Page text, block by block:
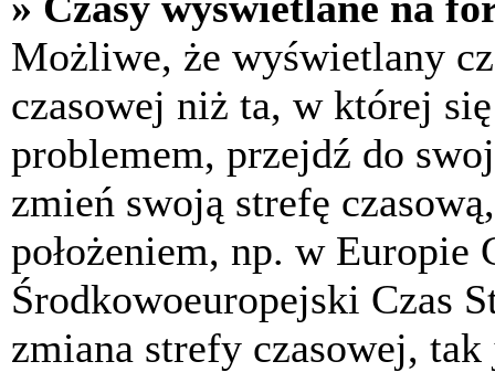
Możliwe, że wyświetlany
czasowej niż ta, w której
problemem, przejdź do
zmień swoją strefę
położeniem, np. w Europie
Środkowoeuropejski Czas
zmiana strefy czasowej,